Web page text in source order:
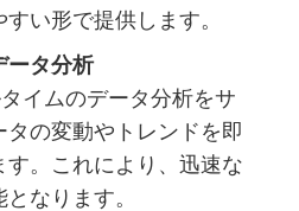
い形で提供します。
ータ分析
イムのデータ分析をサ
タの変動やトレンドを即
す。これにより、迅速な
なります。